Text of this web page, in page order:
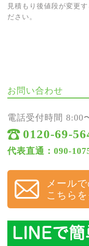
見積もり後値段が変更
ださい。
お問い合わせ
電話受付時間 8:00
0120-69-
代表直通：090-
メール
こちら